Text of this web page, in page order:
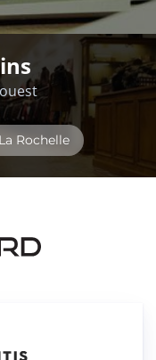
La Rochelle